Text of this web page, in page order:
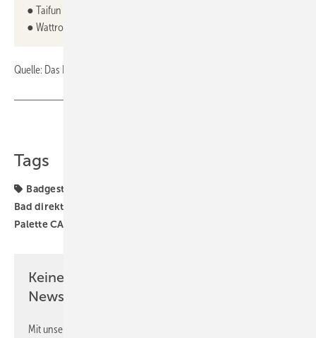
● Taifun Software
● Wattro GmbH
Quelle: Das Bad direkt / ml
Tags
Badgestaltung
Bad direkt
Palette CAD
Keine Zeit? Kein Problem mit dem SBZ
Newsletter!
Mit unserem Newsletter erhalten Sie regelmäßig von uns